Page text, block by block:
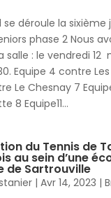
déroule la sixième
phase 2 Nous
salle : le vendredi 12
Equipe 4 contre Les
Le Chesnay 7
8 Equipe11...
du Tennis de
au sein d’une
de Sartrouville
| Avr 14, 2023 |